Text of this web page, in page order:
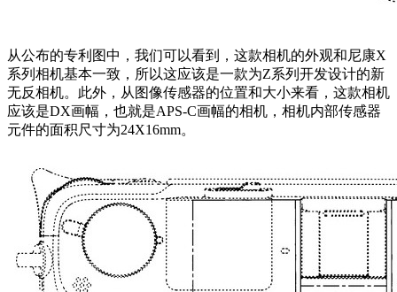
从公布的专利图中，我们可以看到，这款相机的外观和尼康X
系列相机基本一致，所以这应该是一款为Z系列开发设计的新
无反相机。此外，从图像传感器的位置和大小来看，这款相机
应该是DX画幅，也就是APS-C画幅的相机，相机内部传感器
元件的面积尺寸为24X16mm。